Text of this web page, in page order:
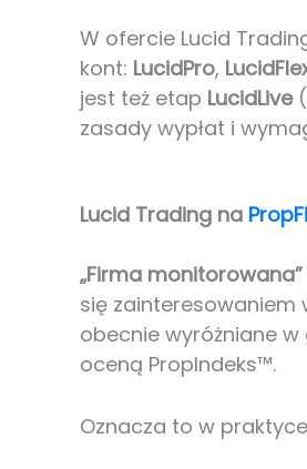
W ofercie Lucid
kont: LucidPro,
jest też etap LucidLive
zasady wypłat i
Lucid Trading na
„Firma monitorowana”
się
obecnie wyróżniane w
oceną PropIndeks™.
Oznacza to w